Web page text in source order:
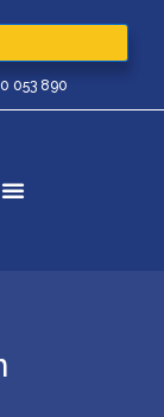
053 890